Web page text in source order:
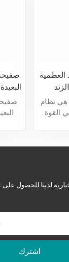
العظمية
هي نظام
القوة
لدينا للحصول على